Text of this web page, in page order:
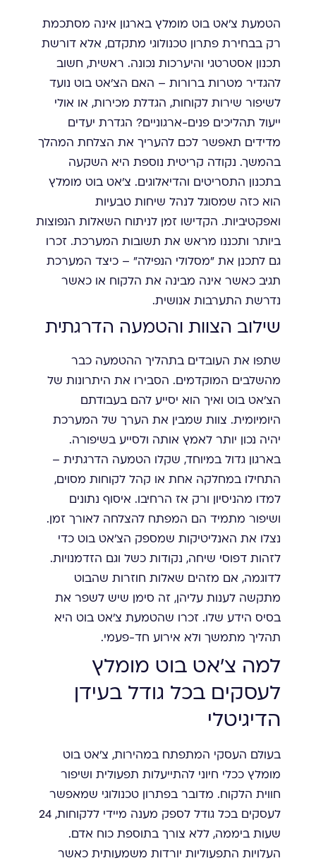
הטמעת צ'אט בוט מומלץ בארגון אינה מסתכמת
רק בבחירת פתרון טכנולוגי מתקדם, אלא דורשת
תכנון אסטרטגי והיערכות נכונה. ראשית, חשוב
להגדיר מטרות ברורות – האם הצ'אט בוט נועד
לשיפור שירות לקוחות, הגדלת מכירות, או אולי
ייעול תהליכים פנים-ארגוניים? הגדרת יעדים
מדידים תאפשר לכם להעריך את הצלחת המהלך
בהמשך. נקודה קריטית נוספת היא השקעה
בתכנון התסריטים והדיאלוגים. צ'אט בוט מומלץ
הוא כזה שמסוגל לנהל שיחות טבעיות
ואפקטיביות. הקדישו זמן לניתוח השאלות הנפוצות
ביותר ותכננו מראש את תשובות המערכת. זכרו
גם לתכנן את "מסלולי הנפילה" – כיצד המערכת
תגיב כאשר אינה מבינה את הלקוח או כאשר
נדרשת התערבות אנושית.
שילוב הצוות והטמעה הדרגתית
שתפו את העובדים בתהליך ההטמעה כבר
מהשלבים המוקדמים. הסבירו את היתרונות של
הצ'אט בוט ואיך הוא יסייע להם בעבודתם
היומיומית. צוות שמבין את הערך של המערכת
יהיה נכון יותר לאמץ אותה ולסייע בשיפורה.
בארגון גדול במיוחד, שקלו הטמעה הדרגתית –
התחילו במחלקה אחת או קהל לקוחות מסוים,
למדו מהניסיון ורק אז הרחיבו. איסוף נתונים
ושיפור מתמיד הם המפתח להצלחה לאורך זמן.
נצלו את האנליטיקות שמספק הצ'אט בוט כדי
לזהות דפוסי שיחה, נקודות כשל וגם הזדמנויות.
לדוגמה, אם מזהים שאלות חוזרות שהבוט
מתקשה לענות עליהן, זה סימן שיש לשפר את
בסיס הידע שלו. זכרו שהטמעת צ'אט בוט היא
תהליך מתמשך ולא אירוע חד-פעמי.
למה צ'אט בוט מומלץ
לעסקים בכל גודל בעידן
הדיגיטלי
בעולם העסקי המתפתח במהירות, צ'אט בוט
מומלץ ככלי חיוני להתייעלות תפעולית ושיפור
חווית הלקוח. מדובר בפתרון טכנולוגי שמאפשר
לעסקים בכל גודל לספק מענה מיידי ללקוחות, 24
שעות ביממה, ללא צורך בתוספת כוח אדם.
העלויות התפעוליות יורדות משמעותית כאשר